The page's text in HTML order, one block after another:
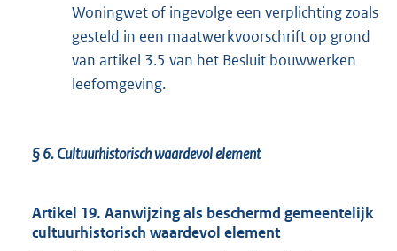
Woningwet of ingevolge een verplichting zoals
gesteld in een maatwerkvoorschrift op grond
van artikel 3.5 van het Besluit bouwwerken
leefomgeving.
§ 6.Cultuurhistorisch waardevol element
Artikel 19. Aanwijzing als beschermd gemeentelijk
cultuurhistorisch waardevol element